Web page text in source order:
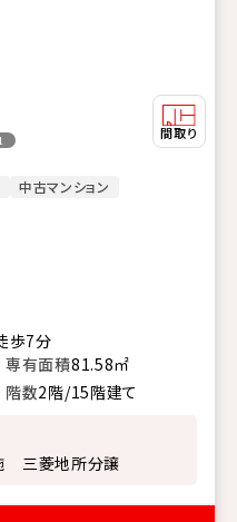
中古マンション
歩7分
専有面積81.58㎡
階数2階/15階建て
三菱地所分譲